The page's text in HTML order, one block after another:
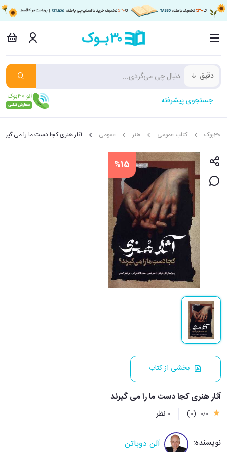
دقیق
جستجوی پیشرفته
30بوک کتاب عمومی هنر عمومی آثار هنری كجا دست ما را می گیرند
%15
بخشی از کتاب
آثار هنری كجا دست ما را می گیرند
0٫0 (0) 0 نظر
نویسنده: آلن دوباتن